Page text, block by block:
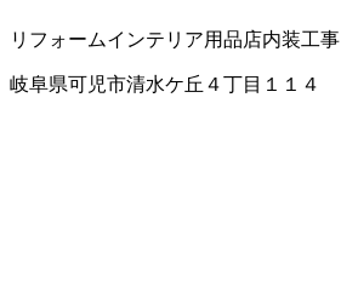
リフォームインテリア用品店内装工事
岐阜県可児市清水ケ丘４丁目１１４